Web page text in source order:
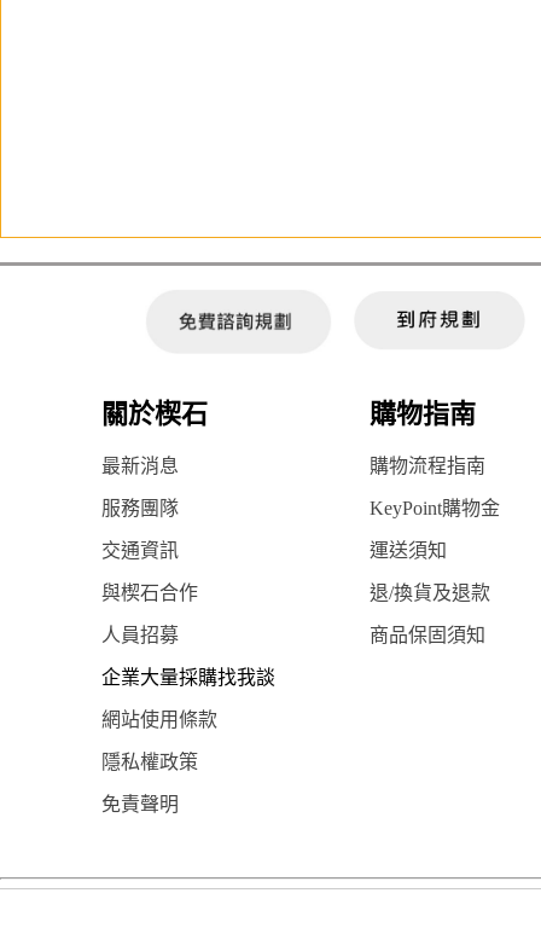
關於楔石 購物指南
最新消息 購物流程指南
服務團隊 KeyPoint購物金
交通資訊 運送須知
與楔石合作 退/換貨及退款
人員招募 商品保固須知
企業大量採購找我談
網站使用條款
隱私權政策
免責聲明